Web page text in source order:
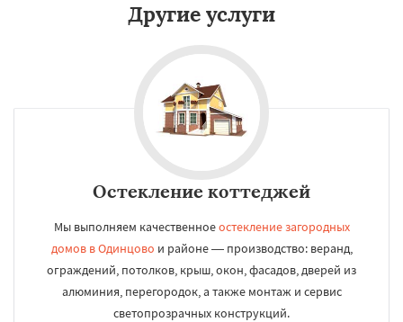
Другие услуги
Остекление коттеджей
Мы выполняем качественноеостекление загородных
домов в Одинцово и районе — производство: веранд,
ограждений, потолков, крыш, окон, фасадов, дверей из
алюминия, перегородок, а также монтаж и сервис
светопрозрачных конструкций.